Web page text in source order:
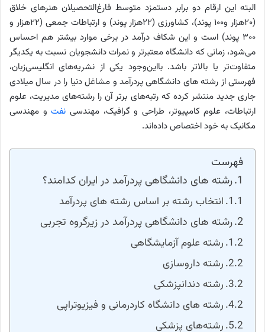
البته این ارقام دو برابر دستمزد متوسط فارغ‌التحصیلان هنرهای خلاق
(۲۰‌هزار و۱۰۰ پوند)، کشاورزی (۲۲‌هزار پوند) و ارتباطات جمعی (۲۲‌هزار و
۳۰۰ پوند) است و این شکاف درآمد در برخی موارد بیشتر هم احساس
می‌شود،‌ زمانی که دانشگاه معتبرتر و نمرات دانشجویان نسبت به یکدیگر
متفاوت‌‎تر یا بالاتر باشد. بااین‌وجود یکی از نشریه‌های انگلیسی‌زبان،
فهرستی از رشته های دانشگاهی پردرآمد و مشاغل دنیا را در ‌سال میلادی
جاری جدید منتشر کرده که رتبه‌های برتر آن را رشته‌های مدیریت، علوم
ارتباطات، علوم کامپیوتر، طراحی و گرافیک، مهندسی نفتو مهندسی
مکانیک به خود اختصاص داده‌اند.
فهرست
رشته‌ های دانشگاهی پردرآمد در ایران کدامند؟
انتخاب رشته بر اساس رشته های پردرآمد
رشته های دانشگاهی پردرآمد در زیرگروه تجربی
رشته علوم آزمایشگاهی
رشته داروسازی
رشته دندانپزشکی
رشته های دانشگاه کاردرمانی و فیزیوتراپی
رشته‌های پزشکی